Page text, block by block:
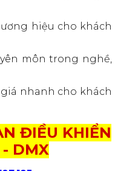
hiệu cho khách
môn trong nghề,
nhanh cho khách
ĐIỀU KHIỂN
DMX